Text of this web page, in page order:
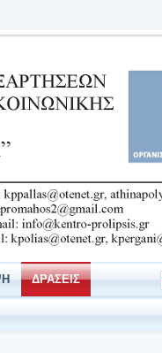
ΔΡΑΣΕΙΣ